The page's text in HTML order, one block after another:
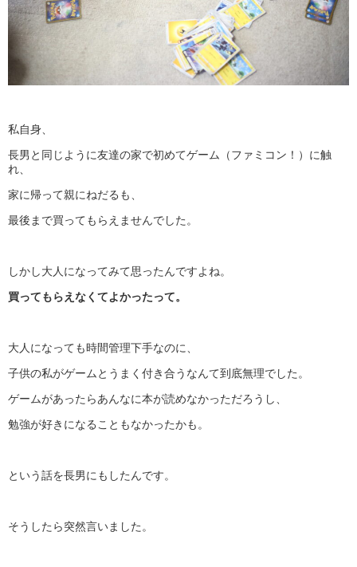
私自身、
長男と同じように友達の家で初めてゲーム（ファミコン！）に触
れ、
家に帰って親にねだるも、
最後まで買ってもらえませんでした。
しかし大人になってみて思ったんですよね。
買ってもらえなくてよかったって。
大人になっても時間管理下手なのに、
子供の私がゲームとうまく付き合うなんて到底無理でした。
ゲームがあったらあんなに本が読めなかっただろうし、
勉強が好きになることもなかったかも。
という話を長男にもしたんです。
そうしたら突然言いました。